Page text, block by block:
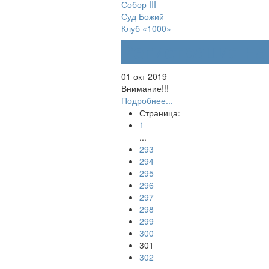
Собор III
Суд Божий
Клуб «1000»
01 окт 2019
Внимание!!!
Подробнее...
Страница:
1
...
293
294
295
296
297
298
299
300
301
302